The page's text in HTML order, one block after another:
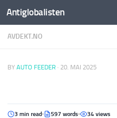
Antiglobalisten
AVDEKT.NO
BY AUTO FEEDER · 20. MAI 2025
3 min read 597 words 34 views